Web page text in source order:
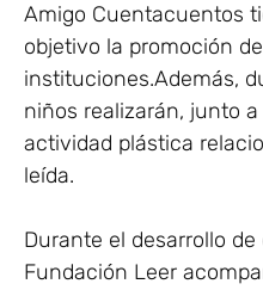
Amigo Cuentacuentos
objetivo la promoción
instituciones.Además,
niños realizarán, junto
actividad plástica
leída.
Durante el desarrollo
Fundación Leer